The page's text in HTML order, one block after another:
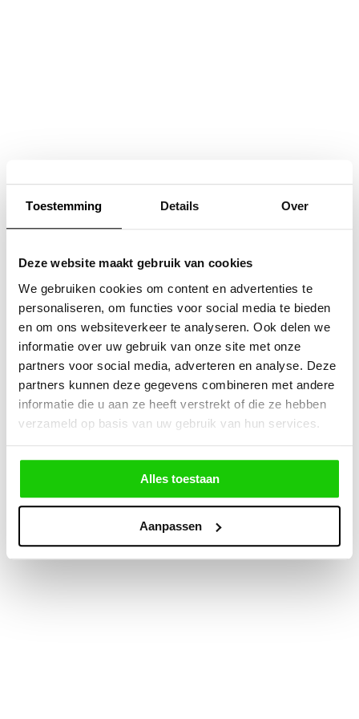
Toestemming Details Over
Deze website maakt gebruik van cookies
We gebruiken cookies om content en advertenties te
personaliseren, om functies voor social media te bieden
en om ons websiteverkeer te analyseren. Ook delen we
informatie over uw gebruik van onze site met onze
partners voor social media, adverteren en analyse. Deze
partners kunnen deze gegevens combineren met andere
informatie die u aan ze heeft verstrekt of die ze hebben
verzameld op basis van uw gebruik van hun services.
Alles toestaan
Aanpassen